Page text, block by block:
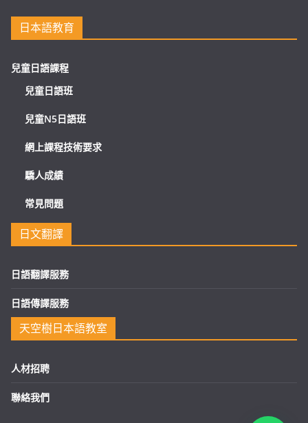
日本語教育
兒童日語課程
兒童日語班
兒童N5日語班
網上課程技術要求
驕人成績
常見問題
日文翻譯
日語翻譯服務
日語傳譯服務
天空樹日本語教室
人材招聘
聯絡我們